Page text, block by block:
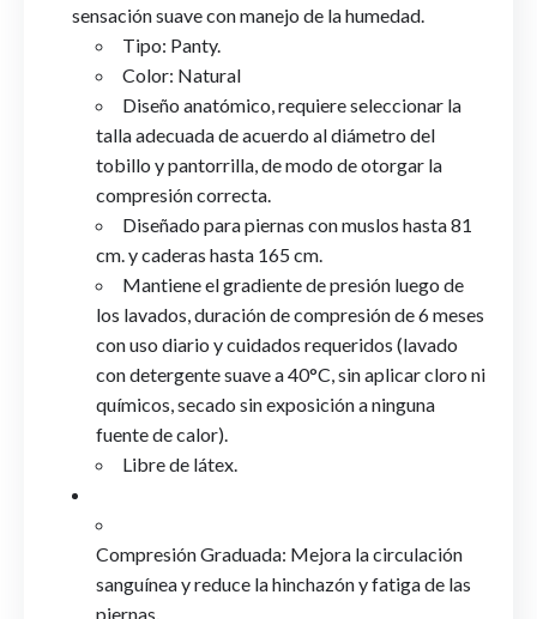
sensación suave con manejo de la humedad.
Tipo: Panty.
Color: Natural
Diseño anatómico, requiere seleccionar la
talla adecuada de acuerdo al diámetro del
tobillo y pantorrilla, de modo de otorgar la
compresión correcta.
Diseñado para piernas con muslos hasta 81
cm. y caderas hasta 165 cm.
Mantiene el gradiente de presión luego de
los lavados, duración de compresión de 6 meses
con uso diario y cuidados requeridos (lavado
con detergente suave a 40°C, sin aplicar cloro ni
químicos, secado sin exposición a ninguna
fuente de calor).
Libre de látex.
Compresión Graduada: Mejora la circulación
sanguínea y reduce la hinchazón y fatiga de las
piernas.